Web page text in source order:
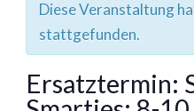
Diese Veranstaltung
stattgefunden.
Ersatztermin: